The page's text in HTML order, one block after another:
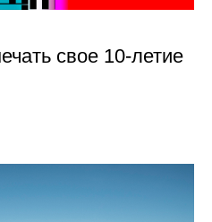
свое 10-летие